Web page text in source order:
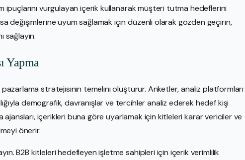
ipuçlarını vurgulayan içerik kullanarak müşteri tutma hedeflerini
değişimlerine uyum sağlamak için düzenli olarak gözden geçirin,
sağlayın.
Yapma
pazarlama stratejisinin temelini oluşturur. Anketler, analiz platformları
demografik, davranışlar ve tercihler analiz ederek hedef kişi
içerikleri buna göre uyarlamak için kitleleri karar vericiler ve
önerir.
B2B kitleleri hedefleyen işletme sahipleri için içerik verimlilik